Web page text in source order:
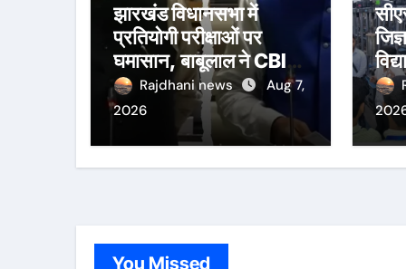
झारखंड विधानसभा में
प्रतियोगी परीक्षाओं पर
घमासान, बाबूलाल ने CBI
जांच की मांग उठाई
Rajdhani news
Aug 7,
2026
You Missed